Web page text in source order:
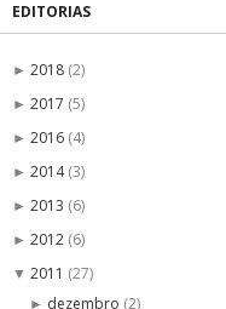
EDITORIAS
► 2018 (2)
► 2017 (5)
► 2016 (4)
► 2014(3)
► 2013 (6)
► 2012 (6)
▼ 2011 (27)
► dezembro (2)